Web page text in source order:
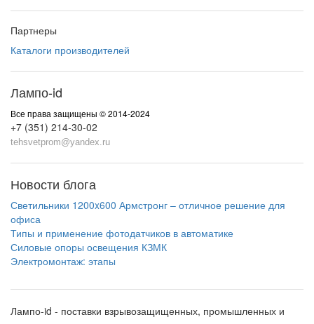
Партнеры
Каталоги производителей
Лампо-id
Все права защищены © 2014-2024
+7 (351) 214-30-02
tehsvetprom@yandex.ru
Новости блога
Светильники 1200x600 Армстронг – отличное решение для
офиса
Типы и применение фотодатчиков в автоматике
Силовые опоры освещения КЗМК
Электромонтаж: этапы
Лампо-id - поставки взрывозащищенных, промышленных и